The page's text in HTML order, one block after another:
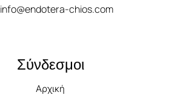
info@endotera-chios.com
Σύνδεσμοι
Αρχική